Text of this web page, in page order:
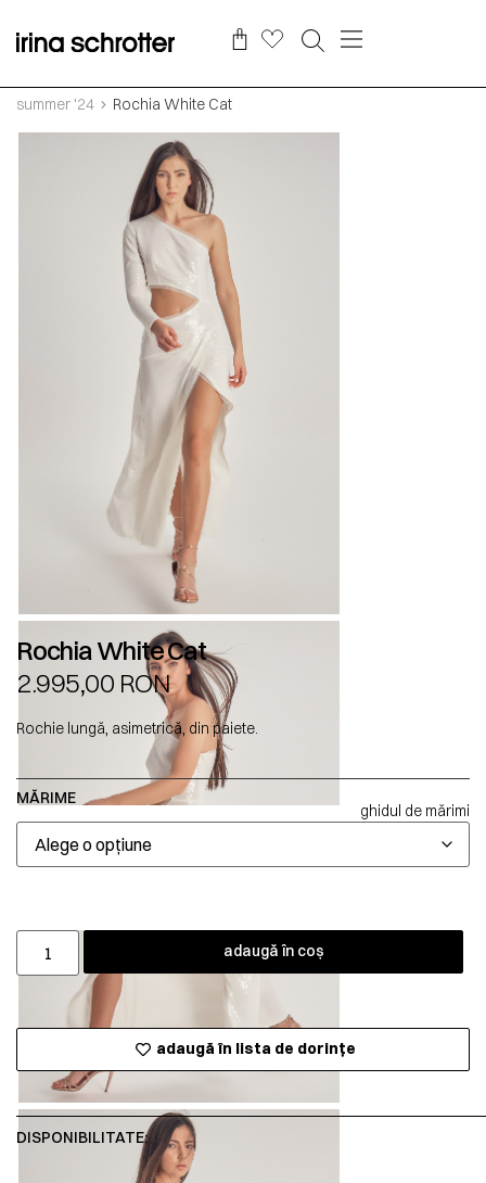
summer '24 Rochia White Cat
Rochia White Cat
2.995,00 RON
Rochie lungă, asimetrică, din paiete.
MĂRIME
ghidul de mărimi
adaugă în coș
adaugă în lista de dorințe
DISPONIBILITATE: